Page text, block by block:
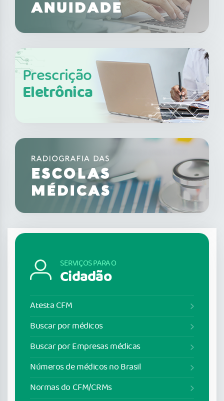
Prescrição
Eletrônica
SERVIÇOS PARA O
Cidadão
Atesta CFM
Buscar por médicos
Buscar por Empresas médicas
Números de médicos no Brasil
Normas do CFM/CRMs